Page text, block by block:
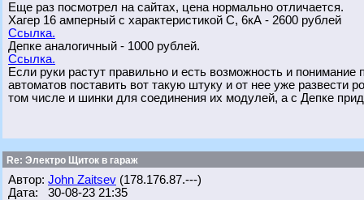
Еще раз посмотрел на сайтах, цена нормально отличается.
Хагер 16 амперный с характеристикой С, 6кА - 2600 рублей
Ссылка.
Депке аналогичный - 1000 рублей.
Ссылка.
Если руки растут правильно и есть возможность и
автоматов поставить вот такую штуку и от нее уже
том числе и шинки для соединения их модулей, а с Депке
Re: Электро Щиток в гараж
Автор: John Zaitsev (178.176.87.---)
Дата: 30-08-23 21:35